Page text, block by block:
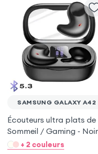
SAMSUNG GALAXY A42
Écouteurs ultra plats de
Sommeil / Gaming - Noir
pour Samsung Galaxy
+ 2 couleurs